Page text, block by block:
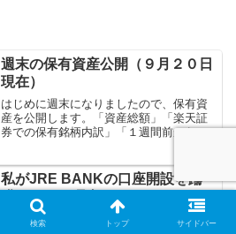
週末の保有資産公開（９月２０日
現在）
はじめに週末になりましたので、保有資
産を公開します。「資産総額」「楽天証
券での保有銘柄内訳」「１週間前からの
ードで管理している資産総額（９月２０
日現在）は以下の通りです...
私がJRE BANKの口座開設を躊
躇している理由
はじめに私は以前、「JRE BANKの口座
検索 トップ サイドバー